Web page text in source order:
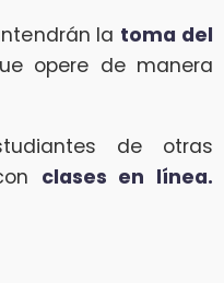
la toma del
opere de manera
de otras
clases en línea.